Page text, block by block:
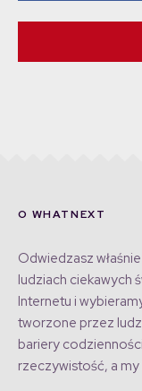
O WHATNEXT
Odwiedzasz
ludziach ciekawych
Internetu i
tworzone przez
bariery
rzeczywistość, a